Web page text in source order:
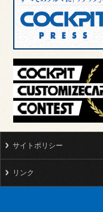
サイトポリシー
リンク